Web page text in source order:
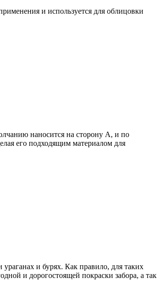
и используется для облицовки
наносится на сторону А, и по
его подходящим материалом для
и бурях. Как правило, для таких
и дорогостоящей покраски забора, а так